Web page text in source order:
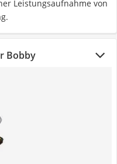
Leistungsaufnahme von
Bobby